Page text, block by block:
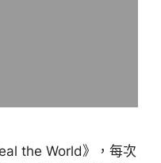
the World》，每次